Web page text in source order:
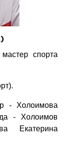
спорта
- Холоимова
- Холоимов
Екатерина